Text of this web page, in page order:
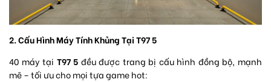
2. Cấu Hình Máy Tính Khủng Tại T97 5
40 máy tại T97 5 đều được trang bị cấu hình đồng bộ, mạnh
mẽ – tối ưu cho mọi tựa game hot: